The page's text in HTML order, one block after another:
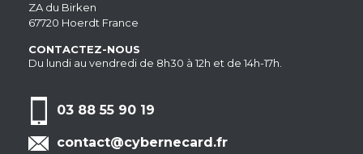
ZA du Birken
67720 Hoerdt France
CONTACTEZ-NOUS
Du lundi au vendredi de 8h30 à 12h et de 14h-17h.
03 88 55 90 19
contact@cybernecard.fr